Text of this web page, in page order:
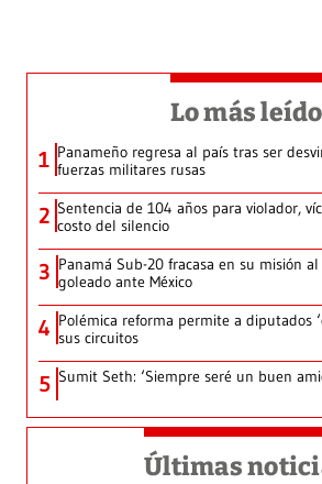
Lo más leído
1 Panameño regresa al país tras ser
fuerzas militares rusas
2 Sentencia de 104 años para violador,
costo del silencio
3 Panamá Sub-20 fracasa en su misión
goleado ante México
4 Polémica reforma permite a diputados
sus circuitos
5 Sumit Seth: ‘Siempre seré un buen
Últimas